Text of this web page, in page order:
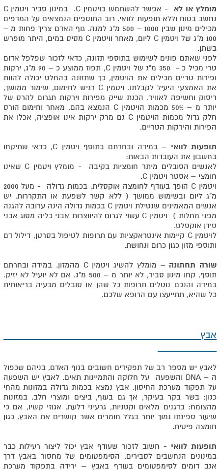
מומלץ או לא -
אפשר להשתמש בויטמין C. במינון סביר ויטמין C
נחשב בטוח וללא תופעות לוואי. רוב התוספים הנמצאים על המדפים
מכילים מינון שבין 1000 – 500 מ"ג למנה. גוף האדם צריך פחות מ –
100 מ"ג של ויטמין C ליום, מאחר וויטמין C מסיס במים, היתר מופרש
בשתן.
לפני שאתם פונים לשימוש בתוספי תזונה, כדאי לזכור שפלפל אדום
טרי מכיל כ - 350 מ"ג של ויטמין C, תפוז ממוצע כ – 90 מ"ג, ירקות
ופירות טריים מכילים את הויטמין, כך שתזונה בהחלט יכולה להוות
את האמצעי היעיל לקבלתו. ויטמין C רגיש לחימום, שימור ממושך,
ריסוק וחשיפה לאוויר. הכנת שייק מפירות וירקות תגרום להרס של
יותר מ – 50% מכמות הויטמין C הנמצא בהם, מאחר וחימום הורס
חלק גדול מכמות הויטמין C גם מרק ירקות אינו אופציה, אכלו את
הפירות והירקות הטריים.
תופעות לוואי –
במידה ובחרתם בתוסף ויטמין C, כדאי שתיקחו
בחשבון את העובדות הבאות:
לאנשים הסובלים מיתר חומציות בקיבה - מומלץ ויטמין C שאינו
חומצי – אסטר ויטמין C.
ויטמין C הופך בעודף לחומצה אוקסלית, בכמות גדולה - מעל 2000
מ"ג ליום ובשימוש ממושך ( ללא קשר לשפעת או התקררות, יש
אנשים המאמינים שנטילת ויטמין C בכמות גדולה הינה ערובה להגנה
מפני מחלות ) ויטמין C עשוי לגרום להיווצרות אבני כליה מסוג אבני
סידן אוקסלט.
לויטמין C קיימות אינטראקציות עם תרופות לטיפול בסרטן, דילול דם
ותוספי מזון כגון כרום ונחושת.
שורה תחתונה
– מומלץ להשיג ויטמין C מהמזון. במידה ובחרתם
תוסף, קחו מינון סביר, לא יותר מ – 500 מ"ג. אם לא יועיל לא יזיק.
במידה והנכם נוטלים תרופות כל שהן או סובלים מבעיה בריאותית
כל שהיא, תתייעצו עם הרופא שלכם.
אבץ
לאבץ יש מספר רב של תפקידים חשובים בגוף האדם, בניהם שכפול
ה – DNA והשפעה על חלוקה והתמיינות תאים. לאבץ יש השפעה
על תפקוד מערכת החיסון. אבץ נמצא בכמות גדולה במזונות מהחי
כגון: בשר בקר בעיקר, אך גם בעוף, ביצים ומוצרי חלב. במזונות
מהצומח: בדגנים מלאים וקטניות, גרעיני דלעת, אגוזי קשיו, אם כי
שיעור ספיגתו נמוך יותר בגלל חומרים אשר קושרים את האבץ, כגון
חומצה פיטית.
תופעות לוואי - חשוב לזכור שעודף אבץ יכול ליצור רעילות כבר
במינונים הנחשבים לסבירים. הסימפטומים של מחסור באבץ דרך
אגב דומים לסימפטומים בעודף באבץ – ירידה בתפקוד מערכת